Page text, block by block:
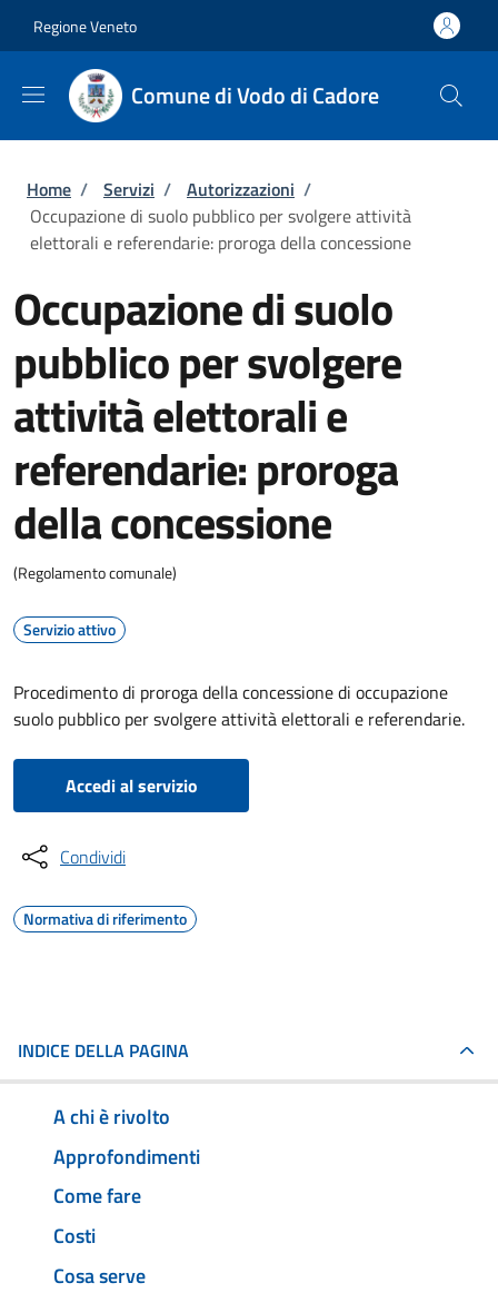
Regione Veneto
Comune di Vodo di Cadore
Briciole di pane
Home / Servizi / Autorizzazioni /
Occupazione di suolo pubblico per svolgere attività
elettorali e referendarie: proroga della concessione
Occupazione di suolo
pubblico per svolgere
attività elettorali e
referendarie: proroga
della concessione
(Regolamento comunale)
Servizio attivo
Procedimento di proroga della concessione di occupazione
suolo pubblico per svolgere attività elettorali e referendarie.
Accedi al servizio
Condividi
Normativa di riferimento
INDICE DELLA PAGINA
A chi è rivolto
Approfondimenti
Come fare
Costi
Cosa serve